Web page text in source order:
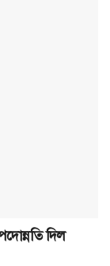
দিল